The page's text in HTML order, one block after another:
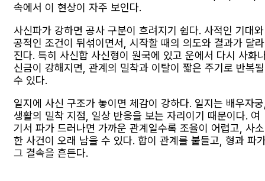
속에서 이 현상이 자주 보인다.
사신파가 강하면 공사 구분이 흐려지기 쉽다. 사적인 기대와
공적인 조건이 뒤섞이면서, 시작할 때의 의도와 결과가 달라
진다. 특히 사신합 사신형이 원국에 있고 운에서 다시 사화
신금이 강해지면, 관계의 밀착과 이탈이 짧은 주기로 반복될
수 있다.
일지에 사신 구조가 놓이면 체감이 강하다. 일지는 배우자
생활의 밀착 지점, 일상 반응을 보는 자리이기 때문이다. 여
기서 파가 드러나면 가까운 관계일수록 조율이 어렵고, 사소
한 사건이 오래 남을 수 있다. 합이 관계를 붙들고, 형과 파
그 결속을 흔든다.